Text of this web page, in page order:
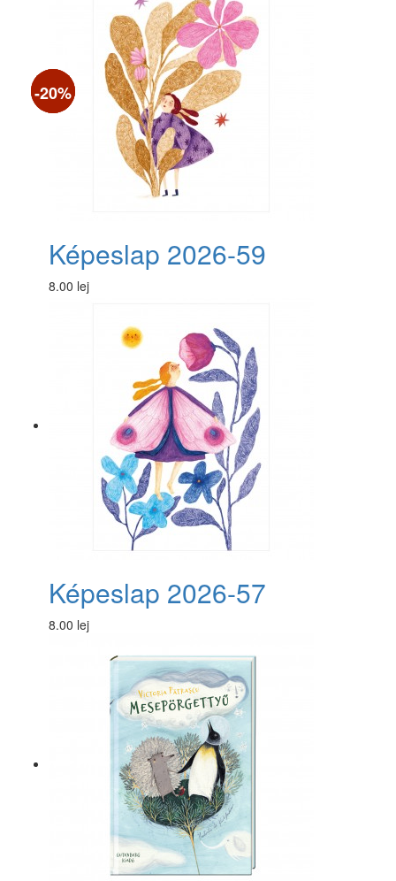
Képeslap 2026-59
8.00 lej
Képeslap 2026-57
8.00 lej
-0%
-10%
-20%